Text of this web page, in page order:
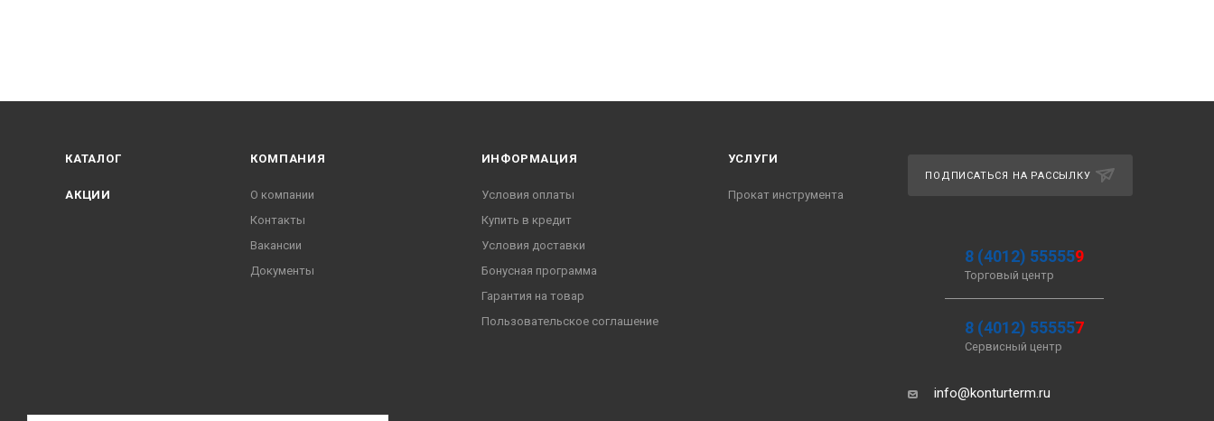
КАТАЛОГ
АКЦИИ
КОМПАНИЯ
О компании
Контакты
Вакансии
Документы
ИНФОРМАЦИЯ
Условия оплаты
Купить в кредит
Условия доставки
Бонусная программа
Гарантия на товар
Пользовательское соглашение
УСЛУГИ
Прокат инструмента
ПОДПИСАТЬСЯ НА РАССЫЛКУ
8 (4012) 555559
Торговый центр
8 (4012) 555557
Сервисный центр
info@konturterm.ru